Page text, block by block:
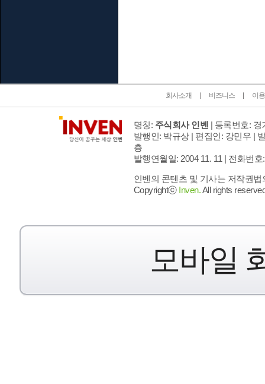
회사소개 비즈니스 이
명칭: 주식회사 인벤 | 등록번호: 경
발행인: 박규상 | 편집인: 강민우 |
층
발행연월일: 2004 11. 11 | 전화번호
인벤의 콘텐츠 및 기사는 저작권
Copyrightⓒ Inven.All rights
모바일